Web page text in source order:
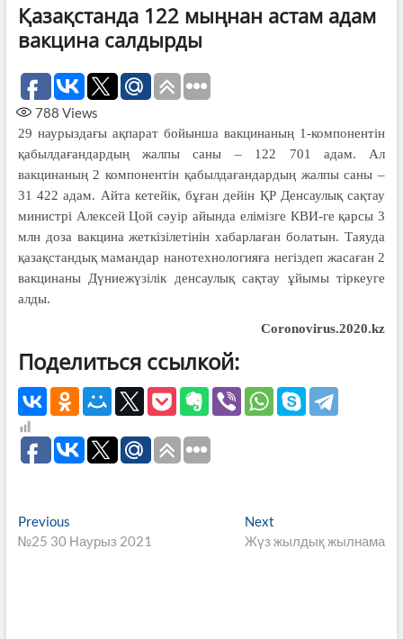
Қазақстанда 122 мыңнан астам адам
вакцина салдырды
788 Views
29 наурыздағы ақпарат бойынша вакци­наның 1-компонентін
қабылдағандардың жал­пы саны – 122 701 адам. Ал
вакцинаның 2 компонентін қабылдағандардың жалпы саны –
31 422 адам. Айта кетейік, бұған дейін ҚР Денсаулық сақ­тау
министрі Алексей Цой сәуір айында елімізге КВИ-ге қарсы 3
млн доза вакцина жеткізілетінін хабарлаған болатын. Таяуда
қазақстандық мамандар нанотехнологияға негіздеп жасаған 2
вакцинаны Дүниежүзілік денсаулық сақтау ұйымы тіркеуге
алды.
Coronovirus.2020.kz
Поделиться ссылкой:
Навигация
по
PreviousPrevious
post:
№25 30 Наурыз 2021
Next
post:
Жүз жылдық жылнама